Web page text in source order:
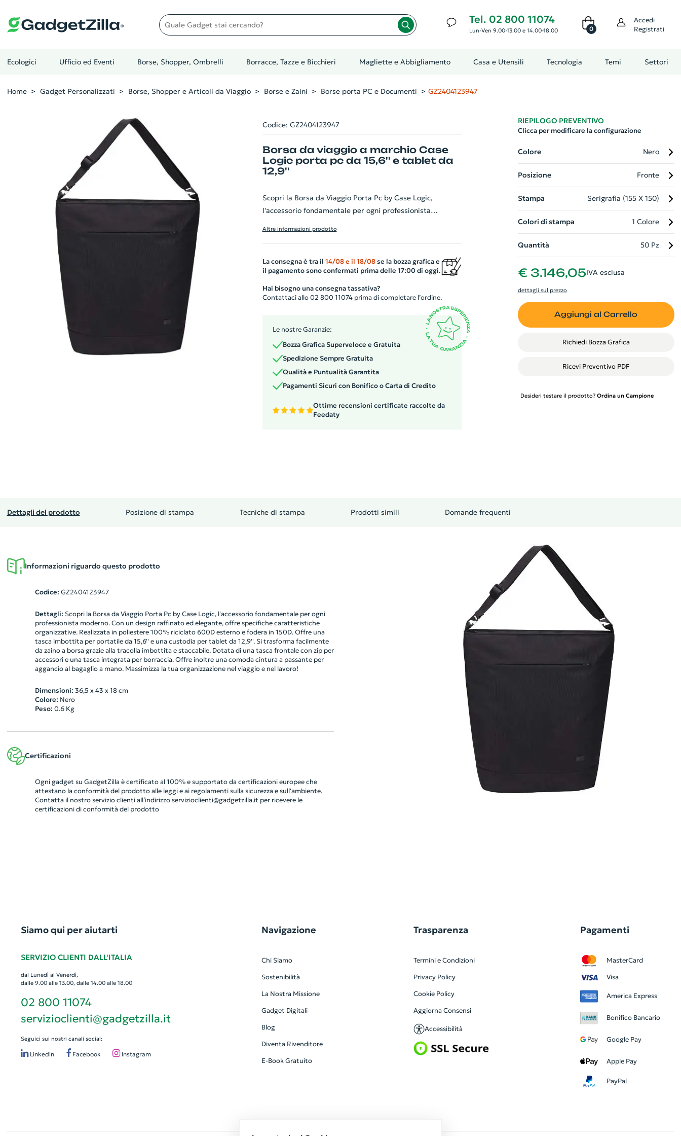
Quale gadget stai cercando? Tel. 02 800 11074
Lun-Ven 9.00-13.00 e 14.00-18.00 0
Accedi
Registrati
Ecologici Ufficio ed Eventi Borse, Shopper, Ombrelli Borracce, Tazze e Bicchieri Magliette e Abbigliamento Casa e Utensili Tecnologia Temi Settori
Home Gadget Personalizzati Borse, Shopper e Articoli da Viaggio Borse e Zaini Borse porta PC e Documenti GZ2404123947
Codice: GZ2404123947
Borsa da viaggio a marchio Case
Logic porta pc da 15,6'' e tablet da
12,9''
Scopri la Borsa da Viaggio Porta Pc by Case Logic,
l'accessorio fondamentale per ogni professionista
Offre una tasca imbottita per portatile da 15,6'' e una
custodia per tablet da 12,9''. Si trasforma facilmente da
zaino a borsa grazie alla tracolla imbottita e staccabile.
Dotata di una tasca frontale con zip per accessori e una
tasca integrata per borraccia. Offre inoltre una comoda
cintura a passante per aggancio al bagaglio a mano.
Massimizza la tua organizzazione nel viaggio e nel lavoro!
Altre informazioni prodotto
La consegna è tra il 14/08 e il 18/08se la bozza grafica e
il pagamento sono confermati prima delle 17:00 di oggi.
Hai bisogno una consegna tassativa?
Contattaci allo 02 800 11074 prima di completare l’ordine.
Le nostre Garanzie:
Bozza Grafica Superveloce e Gratuita
Spedizione Sempre Gratuita
Qualità e Puntualità Garantita
Pagamenti Sicuri con Bonifico o Carta di Credito
Ottime recensioni certificate raccolte da
Feedaty
RIEPILOGO PREVENTIVO
Clicca per modificare la configurazione
Colore Nero
Posizione Fronte
Stampa Serigrafia (155 X 150)
Colori di stampa 1 Colore
Quantità 50 Pz
€ 3.146,05IVA esclusa
dettagli sul prezzo
Aggiungi al Carrello
Richiedi Bozza Grafica
Ricevi Preventivo PDF
Desideri testare il prodotto? Ordina un Campione
Dettagli del prodotto Posizione di stampa Tecniche di stampa Prodotti simili Domande frequenti
Informazioni riguardo questo prodotto
Codice: GZ2404123947
Dettagli: Scopri la Borsa da Viaggio Porta Pc by Case Logic, l'accessorio fondamentale per ogni
professionista moderno. Con un design raffinato ed elegante, offre specifiche caratteristiche
organizzative. Realizzata in poliestere 100% riciclato 600D esterno e fodera in 150D. Offre una
tasca imbottita per portatile da 15,6'' e una custodia per tablet da 12,9''. Si trasforma facilmente
da zaino a borsa grazie alla tracolla imbottita e staccabile. Dotata di una tasca frontale con zip per
accessori e una tasca integrata per borraccia. Offre inoltre una comoda cintura a passante per
aggancio al bagaglio a mano. Massimizza la tua organizzazione nel viaggio e nel lavoro!
Dimensioni: 36,5 x 43 x 18 cm
Colore: Nero
Peso: 0.6Kg
Certificazioni
Ogni gadget su GadgetZilla è certificato al 100% e supportato da certificazioni europee che
attestano la conformità del prodotto alle leggi e ai regolamenti sulla sicurezza e sull'ambiente.
Contatta il nostro servizio clienti all’indirizzo servizioclienti@gadgetzilla.it per ricevere le
certificazioni di conformità del prodotto
Siamo qui per aiutarti
SERVIZIO CLIENTI DALL'ITALIA
dal Lunedì al Venerdì,
dalle 9.00 alle 13.00, dalle 14.00 alle 18.00
02 800 11074
servizioclienti@gadgetzilla.it
Seguici sui nostri canali social:
Linkedin Facebook Instagram
Navigazione
Chi Siamo
Sostenibilità
La Nostra Missione
Gadget Digitali
Blog
Diventa Rivenditore
E-Book Gratuito
Trasparenza
Termini e Condizioni
Privacy Policy
Cookie Policy
Aggiorna Consensi
Accessibilità
Pagamenti
MasterCard
Visa
America Express
Bonifico Bancario
Google Pay
Apple Pay
PayPal